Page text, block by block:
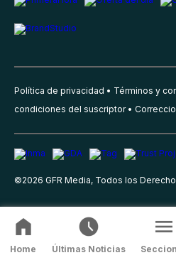
Política de privacidad Términos y
condiciones del suscriptor
©2026 GFR Media, Todos los
Home Últimas Noticias